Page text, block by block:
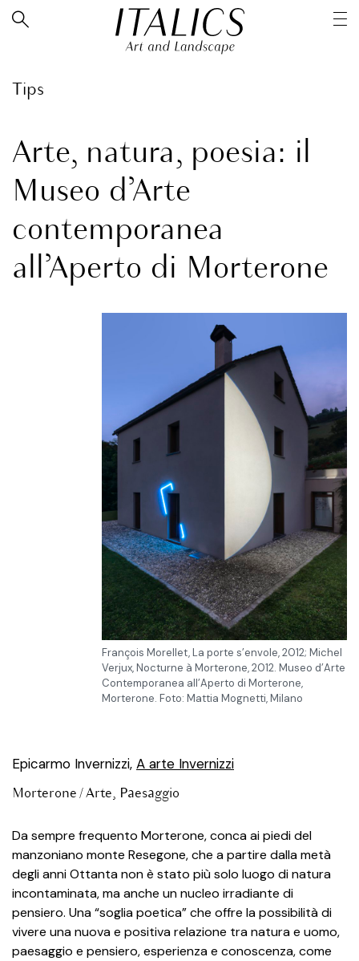
Tips
Arte, natura, poesia: il
Museo d’Arte
contemporanea
all’Aperto di Morterone
François Morellet, La porte s’envole, 2012; Michel
Verjux, Nocturne à Morterone, 2012. Museo d’Arte
Contemporanea all’Aperto di Morterone,
Morterone. Foto: Mattia Mognetti, Milano
Da sempre frequento Morterone, conca ai piedi del
manzoniano monte Resegone, che a partire dalla metà
degli anni Ottanta non è stato più solo luogo di natura
incontaminata, ma anche un nucleo irradiante di
pensiero. Una “soglia poetica” che offre la possibilità di
vivere una nuova e positiva relazione tra natura e uomo,
paesaggio e pensiero, esperienza e conoscenza, come
Epicarmo Invernizzi, A arte Invernizzi
Morterone / Arte, Paesaggio